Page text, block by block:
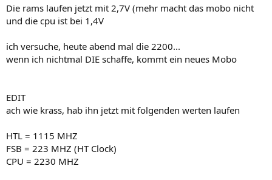
m
e
m
e
Die rams laufen jetzt mit 2,7V (mehr macht das mobo nicht
und die cpu ist bei 1,4V
ich versuche, heute abend mal die 2200...
wenn ich nichtmal DIE schaffe, kommt ein neues Mobo
EDIT
ach wie krass, hab ihn jetzt mit folgenden werten laufen
HTL = 1115 MHZ
FSB = 223 MHZ (HT Clock)
CPU = 2230 MHZ